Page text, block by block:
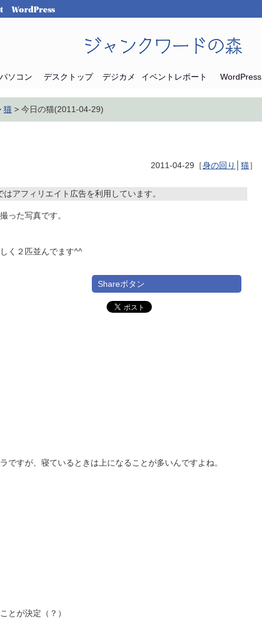
WordPress
ジャンクワードの森
ソコン デスクトップ デジカメ イベントレポート WordPress
猫 > 今日の猫(2011-04-29)
2011-04-29［身の回り 猫］
はアフィリエイト広告を利用しています。
った写真です。
く２匹並んでます^^
Shareボタン
ですが、寝ているときは上になることが多いんですよね。
とが決定（？）